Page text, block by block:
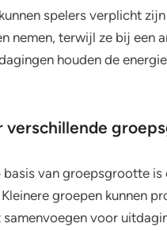
spelers verplicht
nemen, terwijl ze bij een
houden de
verschillende
van groepsgrootte
groepen kunnen
voor